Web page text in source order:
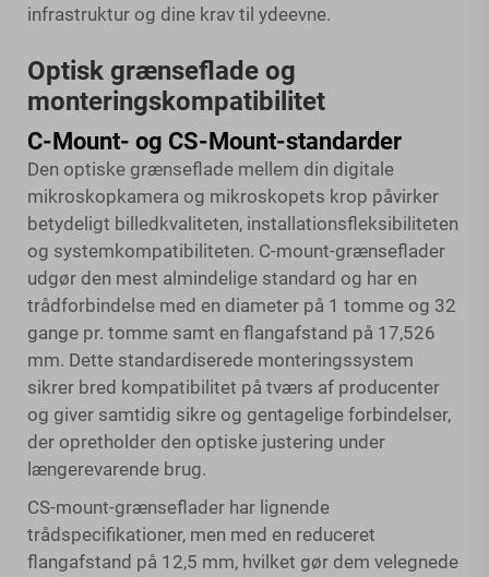
infrastruktur og dine krav til ydeevne.
Optisk grænseflade og
monteringskompatibilitet
C-Mount- og CS-Mount-standarder
Den optiske grænseflade mellem din digitale
mikroskopkamera og mikroskopets krop påvirker
betydeligt billedkvaliteten, installationsfleksibiliteten
og systemkompatibiliteten. C-mount-grænseflader
udgør den mest almindelige standard og har en
trådforbindelse med en diameter på 1 tomme og 32
gange pr. tomme samt en flangafstand på 17,526
mm. Dette standardiserede monteringssystem
sikrer bred kompatibilitet på tværs af producenter
og giver samtidig sikre og gentagelige forbindelser,
der opretholder den optiske justering under
længerevarende brug.
CS-mount-grænseflader har lignende
trådspecifikationer, men med en reduceret
flangafstand på 12,5 mm, hvilket gør dem velegnede